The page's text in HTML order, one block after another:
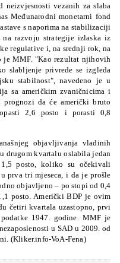
neizvjesnosti vezanih za slaba
Međunarodni monetarni fond
s naporima na stabilizaciji
razvoju strategije izlaska iz
regulative i, na srednji rok, na
je MMF. "Kao rezultat njihovih
slabljenje privrede se izgleda
stabilnost", navedeno je u
sa američkim zvaničnicima i
da će američki bruto
2,6 posto i porasti 0,8
objavljivanja vladinih
drugom kvartalu oslabila jedan
posto, koliko su očekivali
prva tri mjeseca, i da je prošle
objavljeno – po stopi od 0,4
posto. Američki BDP je ovim
četiri kvartala uzastopno, prvi
1947. godine. MMF je
u SAD u 2009. od
(Kliker.info-VoA-Fena)